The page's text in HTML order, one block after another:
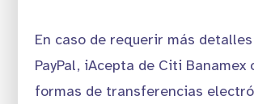
En caso de requerir más
PayPal, iAcepta de Citi Banamex
formas de transferencias